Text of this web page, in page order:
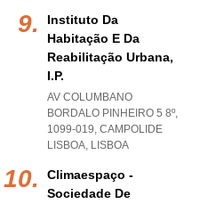
Instituto Da
Habitação E Da
Reabilitação Urbana,
I.p.
AV COLUMBANO
BORDALO PINHEIRO 5 8º,
1099-019, CAMPOLIDE
LISBOA, LISBOA
Climaespaço -
Sociedade De